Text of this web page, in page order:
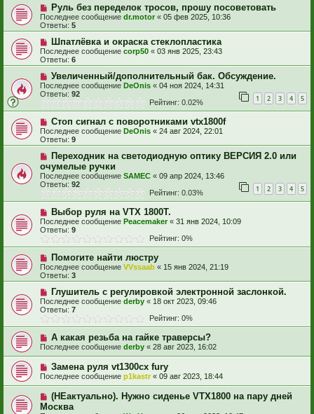
Руль без переделок тросов, прошу посоветовать
Последнее сообщение dr.motor « 05 фев 2025, 10:36
Ответы: 5
Шпатлёвка и окраска стеклопластика
Последнее сообщение corp50 « 03 янв 2025, 23:43
Ответы: 6
Увеличенный/дополнительный бак. Обсуждение.
Последнее сообщение DeOnis « 04 ноя 2024, 14:31
Ответы: 92 1 2 3 4 5
Рейтинг: 0.02%
Стоп сигнал с поворотниками vtx1800f
Последнее сообщение DeOnis « 24 авг 2024, 22:01
Ответы: 9
Переходник на светодиодную оптику ВЕРСИЯ 2.0 или
очумелые ручки
Последнее сообщение SAMEC « 09 апр 2024, 13:46
Ответы: 92 1 2 3 4 5
Рейтинг: 0.03%
Выбор руля на VTX 1800T.
Последнее сообщение Peacemaker« 31 янв 2024, 10:09
Ответы: 9
Рейтинг: 0%
Помогите найти люстру
Последнее сообщение VVssaab « 15 янв 2024, 21:19
Ответы: 3
Глушитель с регулировкой электронной заслонкой.
Последнее сообщение derby « 18 окт 2023, 09:46
Ответы: 7
Рейтинг: 0%
А какая резьба на гайке траверсы?
Последнее сообщение derby « 28 авг 2023, 16:02
Замена руля vt1300cx fury
Последнее сообщение p1kastr« 09 авг 2023, 18:44
(НЕактуально). Нужно сиденье VTX1800 на пару дней
Москва